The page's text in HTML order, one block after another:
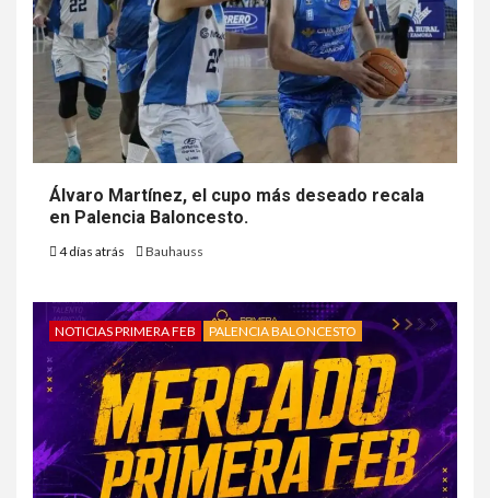
Álvaro Martínez, el cupo más deseado recala
en Palencia Baloncesto.
4 días atrás Bauhauss
NOTICIAS PRIMERA FEB PALENCIA BALONCESTO